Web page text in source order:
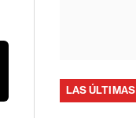
LAS ÚLTIMAS